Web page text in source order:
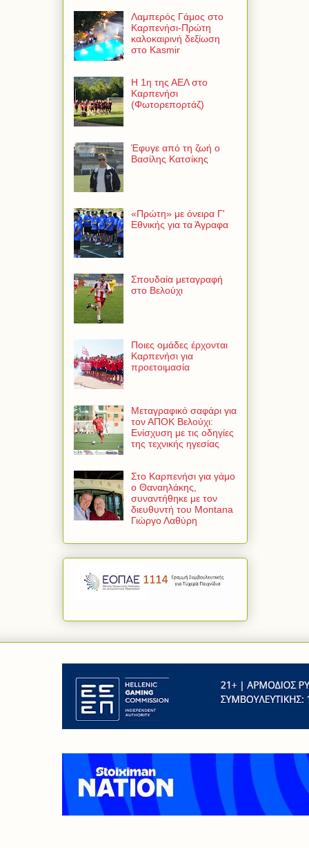
Λαμπερός Γάμος στο
Καρπενήσι-Πρώτη
καλοκαιρινή δεξίωση
στο Kasmir
Η 1η της ΑΕΛ στο
Καρπενήσι
(Φωτορεπορτάζ)
Έφυγε από τη ζωή ο
Βασίλης Κατσίκης
«Πρώτη» με όνειρα Γ'
Εθνικής για τα Άγραφα
Σπουδαία μεταγραφή
στο Βελούχι
Ποιες ομάδες έρχονται
Καρπενήσι για
προετοιμασία
Μεταγραφικό σαφάρι για
τον ΑΠΟΚ Βελούχι:
Ενίσχυση με τις οδηγίες
της τεχνικής ηγεσίας
Στο Καρπενήσι για γάμο
ο Θαναηλάκης,
συναντήθηκε με τον
διευθυντή του Montana
Γιώργο Λαθύρη